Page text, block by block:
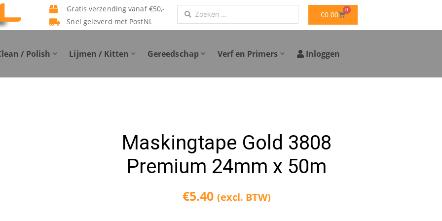
Gratis verzending vanaf €50,-
Snel geleverd met PostNL
Search
...
€0.00
0
WINKELWAGEN
/ Polish Lijmen / Kitten Gereedschap Verf en Primers Inloggen
Maskingtape Gold 3808
Premium 24mm x 50m
€5.40 (excl. BTW)